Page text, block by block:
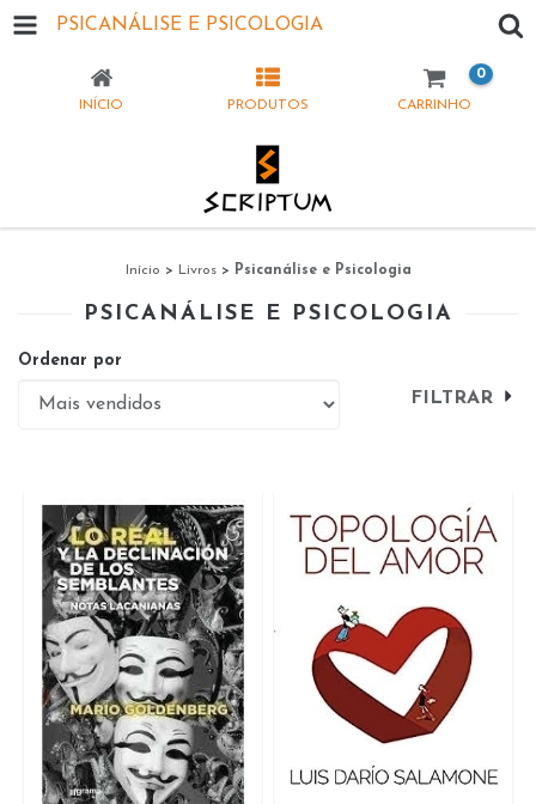
PSICANÁLISE E PSICOLOGIA
INÍCIO PRODUTOS CARRINHO
0
Início > Livros > Psicanálise e Psicologia
PSICANÁLISE E PSICOLOGIA
Ordenar por
FILTRAR